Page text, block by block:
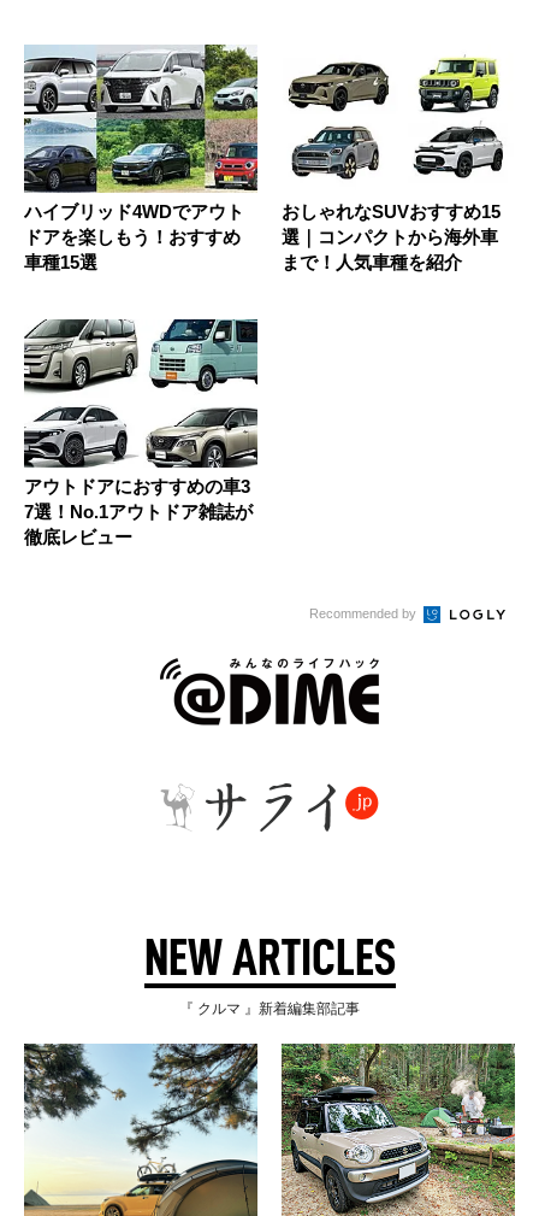
ハイブリッド4WDでアウト
ドアを楽しもう！おすすめ
車種15選
おしゃれなSUVおすすめ15
選｜コンパクトから海外車
まで！人気車種を紹介
アウトドアにおすすめの車3
7選！No.1アウトドア雑誌が
徹底レビュー
Recommended by
NEW ARTICLES
『 クルマ 』新着編集部記事